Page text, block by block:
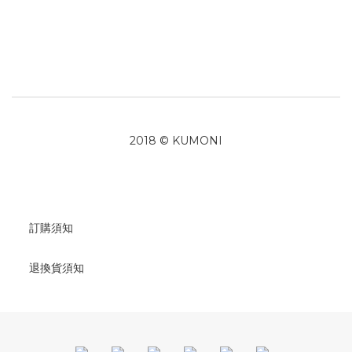
2018 © KUMONI
訂購須知
退換貨須知